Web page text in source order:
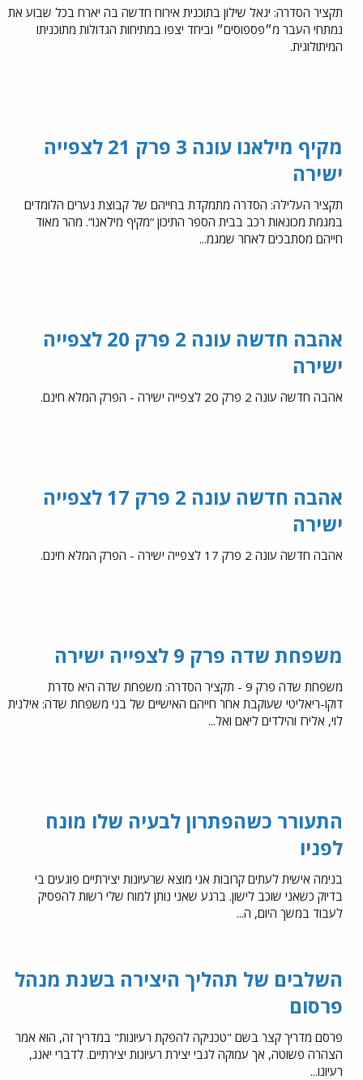
תקציר הסדרה: יגאל שילון בתוכנית אירוח חדשה בה יארח בכל שבוע את
נמתחי העבר מ״פספוסים״ וביחד יצפו במתיחות הגדולות מתוכניתו
המיתולוגית.
מקיף מילאנו עונה 3 פרק 21 לצפייה
ישירה
תקציר העלילה: הסדרה מתמקדת בחייהם של קבוצת נערים הלומדים
במגמת מכונאות רכב בבית הספר התיכון “מקיף מילאנו”. מהר מאוד
חייהם מסתבכים לאחר שמגמ...
אהבה חדשה עונה 2 פרק 20 לצפייה
ישירה
אהבה חדשה עונה 2 פרק 20 לצפייה ישירה - הפרק המלא חינם.
אהבה חדשה עונה 2 פרק 17 לצפייה
ישירה
אהבה חדשה עונה 2 פרק 17 לצפייה ישירה - הפרק המלא חינם.
משפחת שדה פרק 9 לצפייה ישירה
משפחת שדה פרק 9 - תקציר הסדרה: משפחת שדה היא סדרת
דוקו-ריאליטי שעוקבת אחר חייהם האישיים של בני משפחת שדה: אילנית
לוי, אלירז והילדים ליאם ואל...
התעורר כשהפתרון לבעיה שלו מונח
לפניו
בנימה אישית לעתים קרובות אני מוצא שרעיונות יצירתיים פוגעים בי
בדיוק כשאני שוכב לישון. ברגע שאני נותן למוח שלי רשות להפסיק
לעבוד במשך היום, ה...
השלבים של תהליך היצירה בשנת מנהל
פרסום
פרסם מדריך קצר בשם "טכניקה להפקת רעיונות" במדריך זה, הוא אמר
הצהרה פשוטה, אך עמוקה לגבי יצירת רעיונות יצירתיים. לדברי יאנג,
רעיונו...